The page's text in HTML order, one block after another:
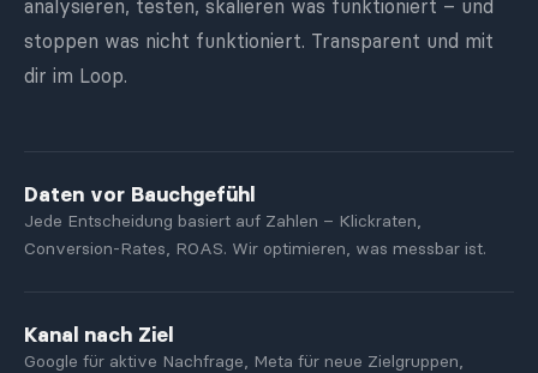
analysieren, testen, skalieren was funktioniert – und
stoppen was nicht funktioniert. Transparent und mit
dir im Loop.
Daten vor Bauchgefühl
Jede Entscheidung basiert auf Zahlen – Klickraten,
Conversion-Rates, ROAS. Wir optimieren, was messbar ist.
Kanal nach Ziel
Google für aktive Nachfrage, Meta für neue Zielgruppen,